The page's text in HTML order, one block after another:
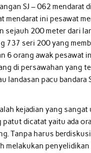
SJ – 062 mendarat
mendarat ini pesawat
sejauh 200 meter dari
737 seri 200 yang
6 orang awak pesawat
di persawahan yang
landasan pacu bandara
kejadian yang sangat
dicatat yaitu ada
Tanpa harus
melakukan